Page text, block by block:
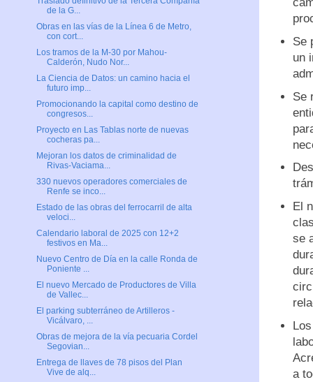
Se
un
Se
El
se
a
de la G...
Obras en las vías de la Línea 6 de Metro,
con cort...
Los tramos de la M-30 por Mahou-
Calderón, Nudo Nor...
La Ciencia de Datos: un camino hacia el
futuro imp...
Promocionando la capital como destino de
congresos...
Proyecto en Las Tablas norte de nuevas
cocheras pa...
Mejoran los datos de criminalidad de
Rivas-Vaciama...
330 nuevos operadores comerciales de
Renfe se inco...
Estado de las obras del ferrocarril de alta
veloci...
Calendario laboral de 2025 con 12+2
festivos en Ma...
Nuevo Centro de Día en la calle Ronda de
Poniente ...
El nuevo Mercado de Productores de Villa
de Vallec...
El parking subterráneo de Artilleros -
Vicálvaro, ...
Obras de mejora de la vía pecuaria Cordel
Segovian...
Entrega de llaves de 78 pisos del Plan
Vive de alq...